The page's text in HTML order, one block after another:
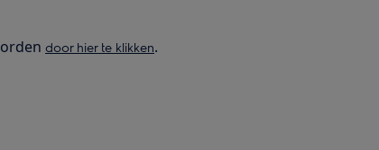
door hier te klikken.